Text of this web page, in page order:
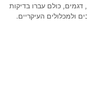
דגמים, כולם עברו בדיקות
ולמכלולים העיקריים.